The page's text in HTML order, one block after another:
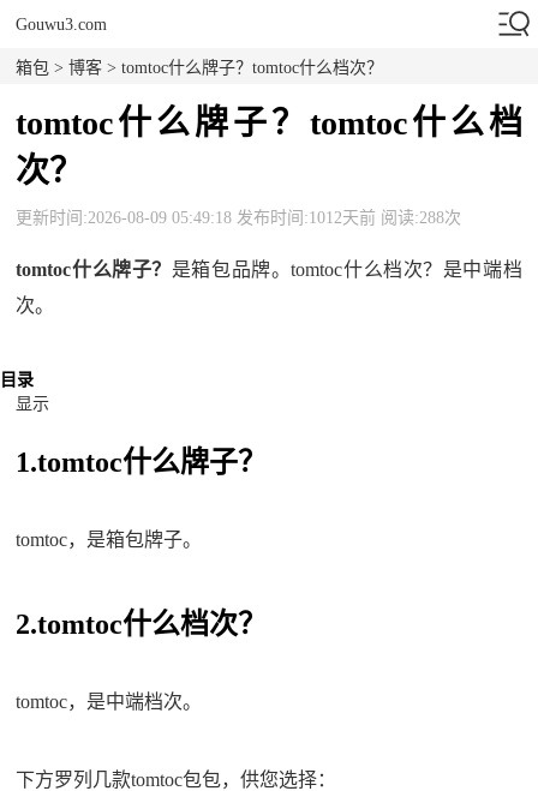
Gouwu3.com
箱包 >博客 > tomtoc什么牌子？tomtoc什么档次？
tomtoc什么牌子？tomtoc什么档
次？
更新时间:2026-08-09 05:49:18 发布时间:1012天前 阅读:288次
tomtoc什么牌子？ 是箱包品牌。tomtoc什么档次？是中端档
次。
目录
显示
1.tomtoc什么牌子？
tomtoc，是箱包牌子。
2.tomtoc什么档次？
tomtoc，是中端档次。
下方罗列几款tomtoc包包，供您选择：